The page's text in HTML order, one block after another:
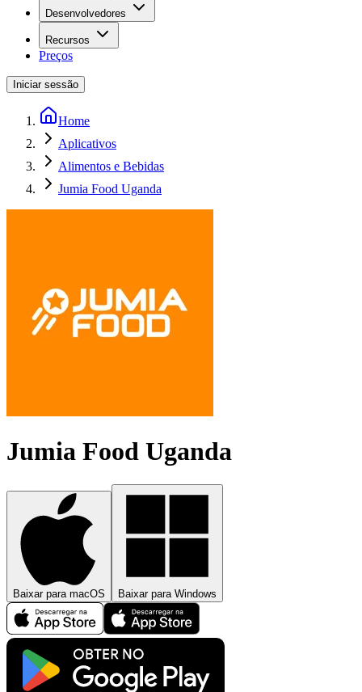
Desenvolvedores
Recursos
Preços
Iniciar sessão
Home
Aplicativos
Alimentos e Bebidas
Jumia Food Uganda
Jumia Food Uganda
Baixar para macOS Baixar para Windows